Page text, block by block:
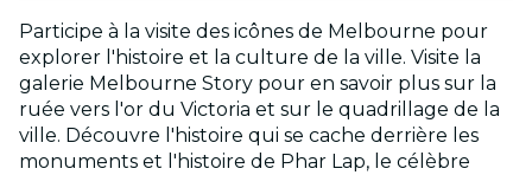
Participe à la visite des icônes de Melbourne pour
explorer l'histoire et la culture de la ville. Visite la
galerie Melbourne Story pour en savoir plus sur la
ruée vers l'or du Victoria et sur le quadrillage de la
ville. Découvre l'histoire qui se cache derrière les
monuments et l'histoire de Phar Lap, le célèbre